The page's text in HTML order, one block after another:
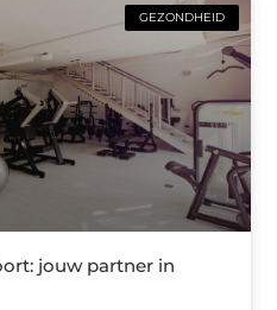
GEZONDHEID
jouw partner in